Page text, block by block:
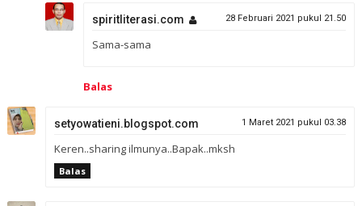
spiritliterasi.com 28 Februari 2021 pukul 21.50
Sama-sama
Balas
setyowatieni.blogspot.com 1 Maret 2021 pukul 03.38
Keren..sharing ilmunya..Bapak..mksh
Balas